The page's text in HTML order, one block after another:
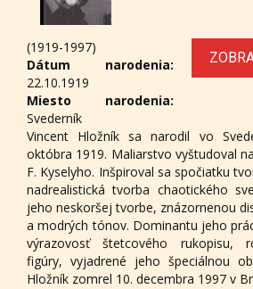
(1919-1997)
Dátum narodenia:
22.10.1919
Miesto narodenia:
Svederník
Vincent Hložník sa narodil vo
októbra 1919. Maliarstvo vyštudoval
F. Kyselyho. Inšpiroval sa spočiatku
nadrealistická tvorba chaotického
jeho neskoršej tvorbe, znázornenou
a modrých tónov. Dominantu jeho
výrazovosť štetcového rukopisu,
figúry, vyjadrené jeho špeciálnou
Hložník zomrel 10. decembra 1997 v